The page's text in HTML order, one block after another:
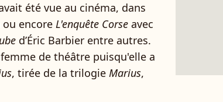
été vue au cinéma, dans
ou encore L'enquête Corse avec
d’Éric Barbier entre autres.
de théâtre puisqu'elle a
, tirée de la trilogie Marius,